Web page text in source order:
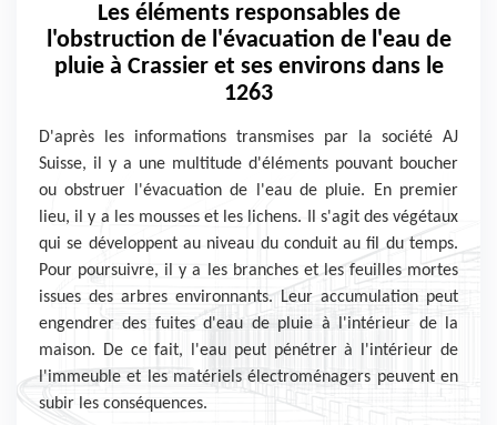
Les éléments responsables de
l'obstruction de l'évacuation de l'eau de
pluie à Crassier et ses environs dans le
1263
D'après les informations transmises par la société AJ
Suisse, il y a une multitude d'éléments pouvant boucher
ou obstruer l'évacuation de l'eau de pluie. En premier
lieu, il y a les mousses et les lichens. Il s'agit des végétaux
qui se développent au niveau du conduit au fil du temps.
Pour poursuivre, il y a les branches et les feuilles mortes
issues des arbres environnants. Leur accumulation peut
engendrer des fuites d'eau de pluie à l'intérieur de la
maison. De ce fait, l'eau peut pénétrer à l'intérieur de
l'immeuble et les matériels électroménagers peuvent en
subir les conséquences.